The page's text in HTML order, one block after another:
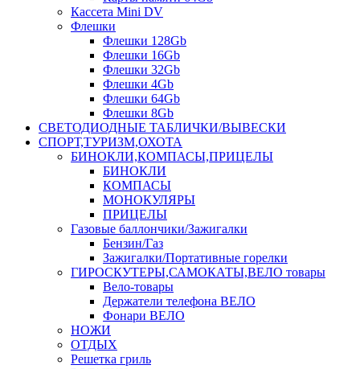
Кассета Mini DV
Флешки
Флешки 128Gb
Флешки 16Gb
Флешки 32Gb
Флешки 4Gb
Флешки 64Gb
Флешки 8Gb
СВЕТОДИОДНЫЕ ТАБЛИЧКИ/ВЫВЕСКИ
СПОРТ,ТУРИЗМ,ОХОТА
БИНОКЛИ,КОМПАСЫ,ПРИЦЕЛЫ
БИНОКЛИ
КОМПАСЫ
МОНОКУЛЯРЫ
ПРИЦЕЛЫ
Газовые баллончики/Зажигалки
Бензин/Газ
Зажигалки/Портативные горелки
ГИРОСКУТЕРЫ,САМОКАТЫ,ВЕЛО товары
Вело-товары
Держатели телефона ВЕЛО
Фонари ВЕЛО
НОЖИ
ОТДЫХ
Решетка гриль